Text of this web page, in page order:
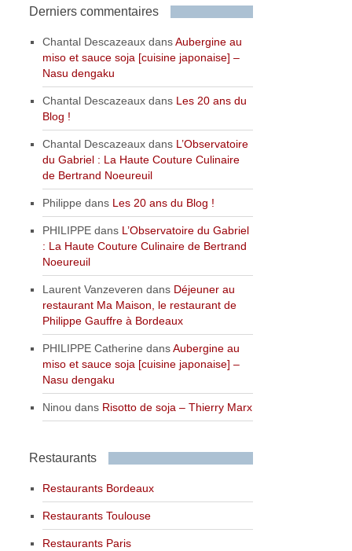
Derniers commentaires
Chantal Descazeaux dansAubergine au
miso et sauce soja [cuisine japonaise] –
Nasu dengaku
Chantal Descazeaux dans Les 20 ans du
Blog !
Chantal Descazeaux dans L’Observatoire
du Gabriel : La Haute Couture Culinaire
de Bertrand Noeureuil
Philippe dans Les 20 ans du Blog !
PHILIPPE dans L’Observatoire du Gabriel
: La Haute Couture Culinaire de Bertrand
Noeureuil
Laurent Vanzeveren dans Déjeuner au
restaurant Ma Maison, le restaurant de
Philippe Gauffre à Bordeaux
PHILIPPE Catherine dansAubergine au
miso et sauce soja [cuisine japonaise] –
Nasu dengaku
Ninou dans Risotto de soja – Thierry Marx
Restaurants
Restaurants Bordeaux
Restaurants Toulouse
Restaurants Paris